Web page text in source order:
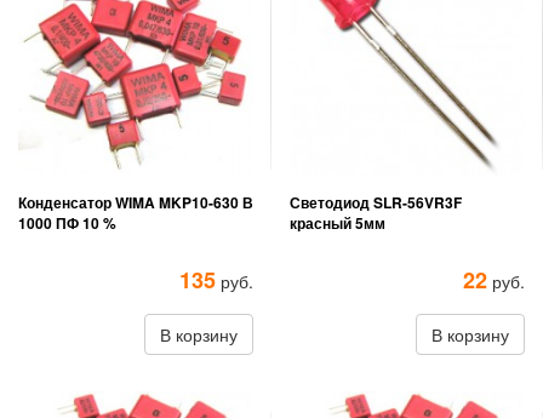
Конденсатор WIMA MKP10-630 В
1000 ПФ 10 %
135 руб.
В корзину
Светодиод SLR-56VR3F
красный 5мм
22 руб.
В корзину